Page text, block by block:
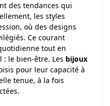
des tendances qui
les styles
où des designs
Ce courant
tout en
: le bien-être. Les bijoux
pour leur capacité à
tenue, à la fois